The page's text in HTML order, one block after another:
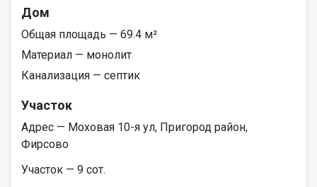
Дом
Общая площадь — 69.4 м²
Материал — монолит
Канализация — септик
Участок
Адрес — Моховая 10-я ул, Пригород район,
Фирсово
Участок — 9 сот.